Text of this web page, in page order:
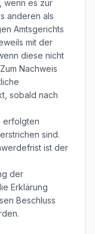
wenn es zur
anderen als
Amtsgerichts
mit der
diese nicht
Nachweis
sobald nach
erfolgten
sind.
ist der
der
Erklärung
Beschluss